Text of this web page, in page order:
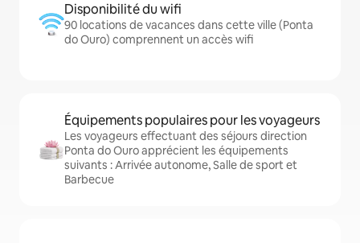
Disponibilité du wifi
90 locations de vacances dans cette ville (Ponta
do Ouro) comprennent un accès wifi
Équipements populaires pour les voyageurs
Les voyageurs effectuant des séjours direction
Ponta do Ouro apprécient les équipements
suivants : Arrivée autonome, Salle de sport et
Barbecue